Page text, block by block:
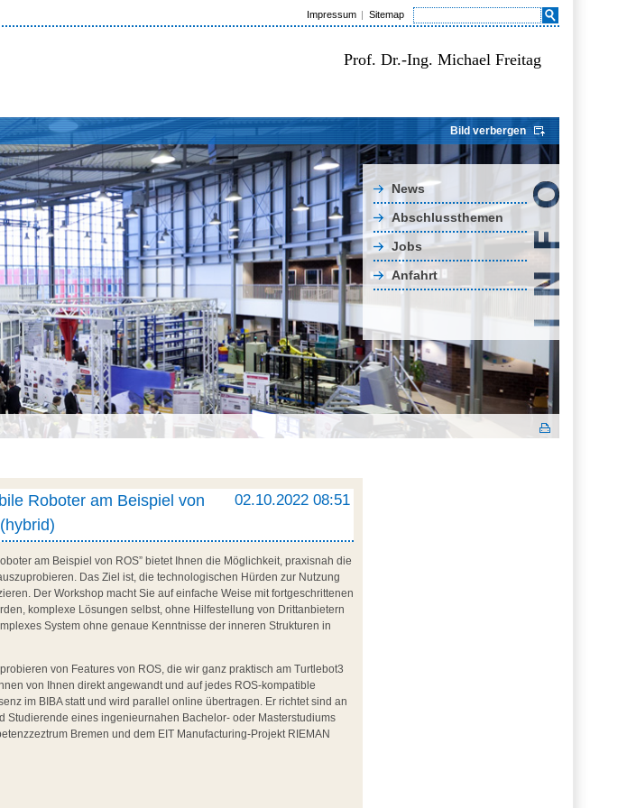
Impressum Sitemap
Prof. Dr.-Ing. Michael Freitag
Bild verbergen
News
Abschlussthemen
Jobs
Anfahrt
02.10.2022 08:51
Roboter am Beispiel von
am Beispiel von ROS” bietet Ihnen die Möglichkeit, praxisnah die
Das Ziel ist, die technologischen Hürden zur Nutzung
Der Workshop macht Sie auf einfache Weise mit fortgeschrittenen
komplexe Lösungen selbst, ohne Hilfestellung von Drittanbietern
System ohne genaue Kenntnisse der inneren Strukturen in
von Features von ROS, die wir ganz praktisch am Turtlebot3
von Ihnen direkt angewandt und auf jedes ROS-kompatible
im BIBA statt und wird parallel online übertragen. Er richtet sind an
Studierende eines ingenieurnahen Bachelor- oder Masterstudiums
Bremen und dem EIT Manufacturing-Projekt RIEMAN